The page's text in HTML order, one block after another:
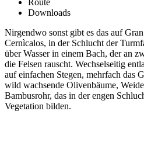
Route
Downloads
Nirgendwo sonst gibt es das auf
Cernìcalos, in der Schlucht der
über Wasser in einem Bach, der an
die Felsen rauscht. Wechselseitig
auf einfachen Stegen, mehrfach das
wild wachsende Olivenbäume,
Bambusrohr, das in der engen
Vegetation bilden.